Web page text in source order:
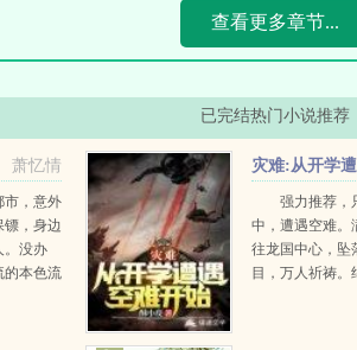
查看更多章节...
已完结热门小说推荐
萧忆情
市，意外
镖，身边
。没办
的本色流
灾难:从开学
开始强力推荐，
中，遭遇空难。
往龙国中心，坠
目，万人祈祷。